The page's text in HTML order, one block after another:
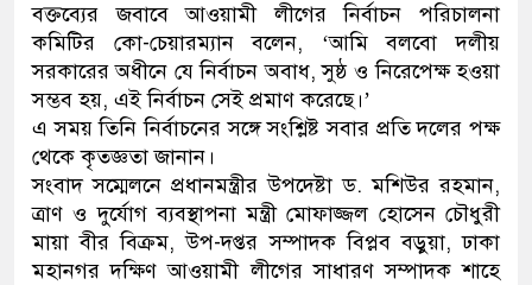
বক্তব্যের জবাবে আওয়ামী লীগের নির্বাচন পরিচালনা
কমিটির কো-চেয়ারম্যান বলেন, ‘আমি বলবো দলীয়
সরকারের অধীনে যে নির্বাচন অবাধ, সুষ্ঠ ও নিরেপেক্ষ হওয়া
সম্ভব হয়, এই নির্বাচন সেই প্রমাণ করেছে।’
এ সময় তিনি নির্বাচনের সঙ্গে সংশ্লিষ্ট সবার প্রতি দলের পক্ষ
থেকে কৃতজ্ঞতা জানান।
সংবাদ সম্মেলনে প্রধানমন্ত্রীর উপদেষ্টা ড. মশিউর রহমান,
ত্রাণ ও দুর্যোগ ব্যবস্থাপনা মন্ত্রী মোফাজ্জল হোসেন চৌধুরী
মায়া বীর বিক্রম, উপ-দপ্তর সম্পাদক বিপ্লব বড়ুয়া, ঢাকা
মহানগর দক্ষিণ আওয়ামী লীগের সাধারণ সম্পাদক শাহে